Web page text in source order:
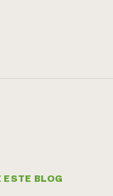
ESTE BLOG